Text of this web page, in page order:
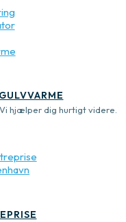
hjælper dig hurtigt videre.